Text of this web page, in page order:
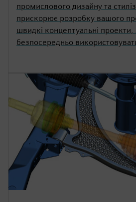
промислового дизайну та
прискорює розробку вашого
швидкі концептуальні
безпосередньо